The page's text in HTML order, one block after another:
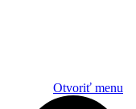
Otvoriť menu